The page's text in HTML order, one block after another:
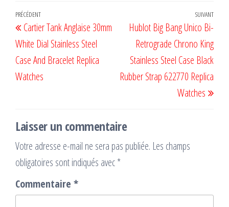
Navigation
de
l’article
Article
précédent
PRÉCÉDENT
Cartier Tank Anglaise 30mm
White Dial Stainless Steel
Case And Bracelet Replica
Watches
SUIVANT
Hublot Big Bang Unico Bi-
Retrograde Chrono King
Stainless Steel Case Black
Rubber Strap 622770 Replica
Watches
Laisser un commentaire
Votre adresse e-mail ne sera pas publiée. Les champs
obligatoires sont indiqués avec*
Commentaire *